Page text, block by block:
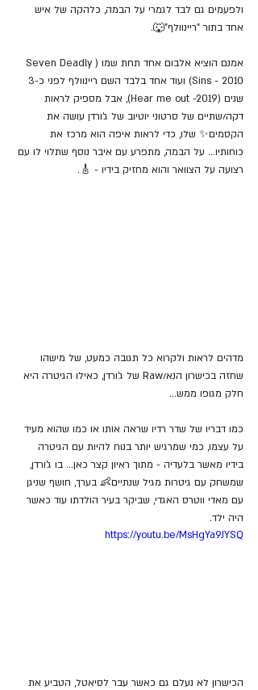
ולפעמים גם לבד לגמרי על הבמה, כלהקה של איש
אחד בתור "ריינוולף"🐺.
אמנם הוציא אלבום אחד תחת שמו (Seven Deadly
שנים (Hear me out -2019), אבל מספיק לראות
דקה/שתיים של סרטוני יוטיוב של ג'ורדן עושה את
הקסמים✨ שלו, כדי לראות איפה הוא מרכז את
כוחותיו... על הבמה, מתפרע עם איבר נוסף שתלוי לו עם
רצועה על הצוואר והוא מחזיק בידיו - 🎸.
מדהים לראות ולקרוא כל תגובה כמעט, של מישהו
שחזה בכישרון הנא/Raw של ג'ורדן, כאילו הגיטרה היא
חלק מגופו ממש...
כמו דבריו של שדר רדיו שראה אותו או כמו שהוא מעיד
על עצמו, כמי שמרגיש יותר בנוח להיות עם הגיטרה
בידיו מאשר בלעדיה - מתוך ראיון קצר כאן... בו ג'ורדן,
שמשחק עם גיטרות מגיל שנתיים👶 בערך, חושף שניגן
עם מאדי ווטרס האגדי, שביקר בעיר הולדתו עוד כאשר
היה ילד.
https://youtu.be/MsHgYa9JYSQ
הכישרון לא נעלם גם כאשר עבר לסיאטל, הטביע את